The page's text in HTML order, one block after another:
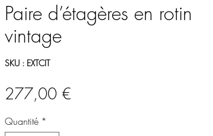
Paire d’étagères en rotin
vintage
SKU : EXTCIT
277,00 €
Quantité *